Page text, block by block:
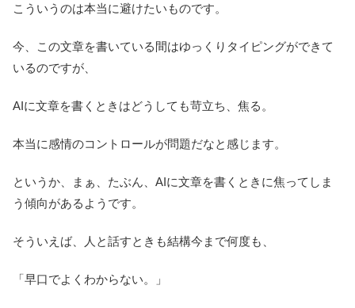
こういうのは本当に避けたいものです。
今、この文章を書いている間はゆっくりタイピングができて
いるのですが、
AIに文章を書くときはどうしても苛立ち、焦る。
本当に感情のコントロールが問題だなと感じます。
というか、まぁ、たぶん、AIに文章を書くときに焦ってしま
う傾向があるようです。
そういえば、人と話すときも結構今まで何度も、
「早口でよくわからない。」